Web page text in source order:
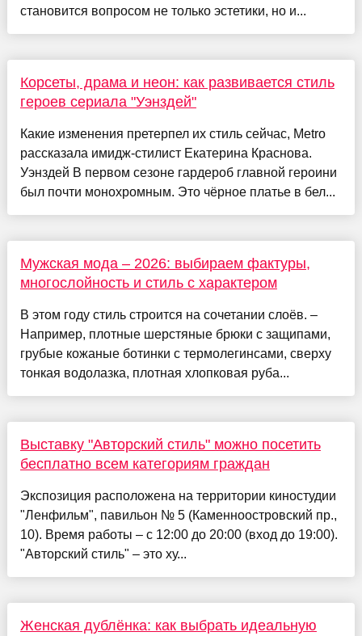
становится вопросом не только эстетики, но и...
Корсеты, драма и неон: как развивается стиль
героев сериала "Уэнздей"
Какие изменения претерпел их стиль сейчас, Metro
рассказала имидж-стилист Екатерина Краснова.
Уэнздей В первом сезоне гардероб главной героини
был почти монохромным. Это чёрное платье в бел...
Мужская мода – 2026: выбираем фактуры,
многослойность и стиль с характером
В этом году стиль строится на сочетании слоёв. –
Например, плотные шерстяные брюки с защипами,
грубые кожаные ботинки с термолегинсами, сверху
тонкая водолазка, плотная хлопковая руба...
Выставку "Авторский стиль" можно посетить
бесплатно всем категориям граждан
Экспозиция расположена на территории киностудии
"Ленфильм", павильон № 5 (Каменноостровский пр.,
10). Время работы – с 12:00 до 20:00 (вход до 19:00).
"Авторский стиль" – это ху...
Женская дублёнка: как выбрать идеальную